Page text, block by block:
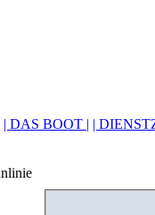
| DAS BOOT | |